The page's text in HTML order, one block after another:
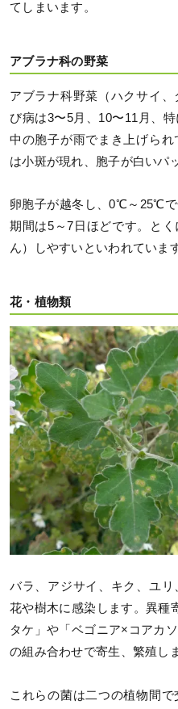
てしまいます。
アブラナ科の野菜
アブラナ科野菜（ハクサイ
び病は3〜5月、10〜11月、
中の胞子が雨でまき上げら
は小斑が現れ、胞子が白いパ
卵胞子が越冬し、0℃～25℃
期間は5～7日ほどです。と
ん）しやすいといわれていま
花・植物類
バラ、アジサイ、キク、ユ
花や樹木に感染します。異種
タケ」や「ベゴニア×コアカ
の組み合わせで寄生、繁殖し
これらの菌は二つの植物間